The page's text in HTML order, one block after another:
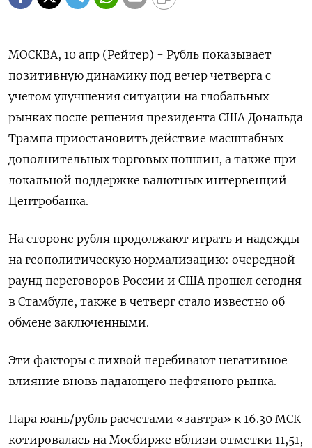
МОСКВА, 10 апр (Рейтер) - Рубль показывает
позитивную динамику под вечер четверга с
учетом улучшения ситуации на глобальных
рынках после решения президента США Дональда
Трампа приостановить действие масштабных
дополнительных торговых пошлин, а также при
локальной поддержке валютных интервенций
Центробанка.
На стороне рубля продолжают играть и надежды
на геополитическую нормализацию: очередной
раунд переговоров России и США прошел сегодня
в Стамбуле, также в четверг стало известно об
обмене заключенными.
Эти факторы с лихвой перебивают негативное
влияние вновь падающего нефтяного рынка.
Пара юань/рубль расчетами «завтра» к 16.30 МСК
котировалась на Мосбирже вблизи отметки 11,51,